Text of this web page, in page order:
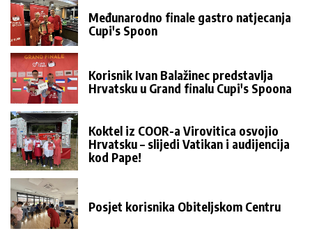
Međunarodno finale gastro natjecanja
Cupi's Spoon
Korisnik Ivan Balažinec predstavlja
Hrvatsku u Grand finalu Cupi's Spoona
Koktel iz COOR-a Virovitica osvojio
Hrvatsku – slijedi Vatikan i audijencija
kod Pape!
Posjet korisnika Obiteljskom Centru